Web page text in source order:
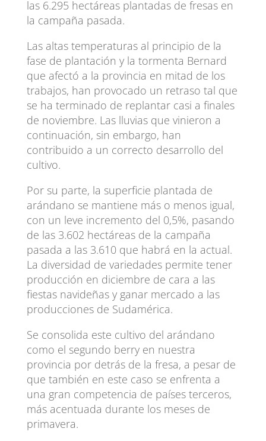
las 6.295 hectáreas plantadas de fresas en
la campaña pasada.
Las altas temperaturas al principio de la
fase de plantación y la tormenta Bernard
que afectó a la provincia en mitad de los
trabajos, han provocado un retraso tal que
se ha terminado de replantar casi a finales
de noviembre. Las lluvias que vinieron a
continuación, sin embargo, han
contribuido a un correcto desarrollo del
cultivo.
Por su parte, la superficie plantada de
arándano se mantiene más o menos igual,
con un leve incremento del 0,5%, pasando
de las 3.602 hectáreas de la campaña
pasada a las 3.610 que habrá en la actual.
La diversidad de variedades permite tener
producción en diciembre de cara a las
fiestas navideñas y ganar mercado a las
producciones de Sudamérica.
Se consolida este cultivo del arándano
como el segundo berry en nuestra
provincia por detrás de la fresa, a pesar de
que también en este caso se enfrenta a
una gran competencia de países terceros,
más acentuada durante los meses de
primavera.